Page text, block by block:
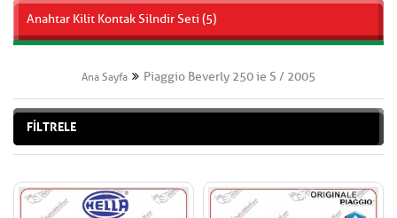
Anahtar Kilit Kontak Silndir Seti (5)
Ana Sayfa Piaggio Beverly 250 ie S / 2005
FİLTRELE